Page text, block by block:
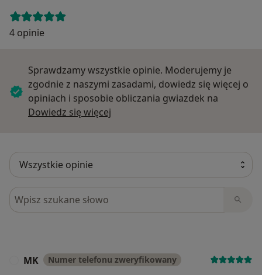
4 opinie
Sprawdzamy wszystkie opinie. Moderujemy je
zgodnie z naszymi zasadami, dowiedz się więcej o
opiniach i sposobie obliczania gwiazdek na
Dowiedz się więcej
Szukaj w opiniach
MK Numer telefonu zweryfikowany